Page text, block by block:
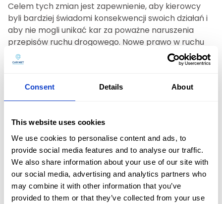
Consent Details About
This website uses cookies
We use cookies to personalise content and ads, to
provide social media features and to analyse our traffic.
We also share information about your use of our site with
our social media, advertising and analytics partners who
may combine it with other information that you’ve
provided to them or that they’ve collected from your use
Celem tych zmian jest zapewnienie, aby kierowcy
byli bardziej świadomi konsekwencji swoich działań i
aby nie mogli unikać kar za poważne naruszenia
przepisów ruchu drogowego. Nowe prawo w ruchu
drogowym przewiduje, że zmniejszenie liczby
punktów będzie możliwe tylko dla mniej poważnych
konfiskatę pojazdów dla pijanych kierowców
i jawny rejestr osób z dożywotnim zakazem
prowadzenia
Jedną z najbardziej kontrowersyjnych zmian w
nowych przepisach jest wprowadzeniekonfiskaty
pojazdów dla kierowców prowadzących pod